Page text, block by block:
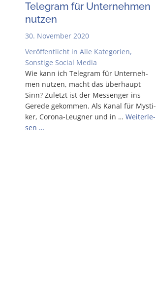
Tele­gram für Unter­neh­men
nutzen
30. November 2020
Veröffentlicht in Alle Kategorien,
Sonstige Social Media
Wie kann ich Tele­gram für Unter­neh­
men nut­zen, macht das über­haupt
Sinn? Zuletzt ist der Mes­sen­ger ins
Gere­de gekom­men. Als Kanal für Mys­ti­
ker, Coro­­na-Leu­g­­ner und in … Wei­ter­le­
sen …